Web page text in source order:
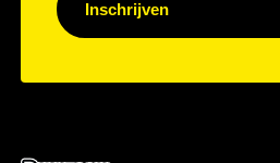
Inschrijven